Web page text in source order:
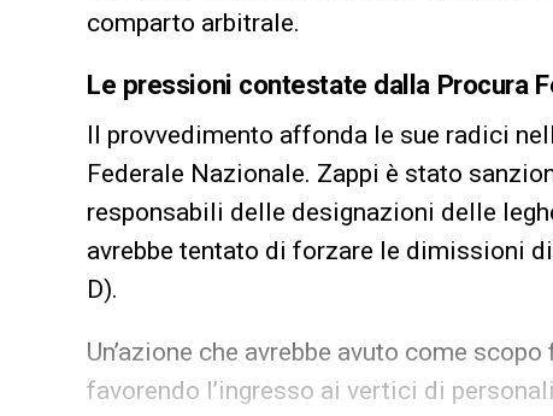
comparto arbitrale.
Le pressioni contestate dalla Procura
Il provvedimento affonda le sue radici
Federale Nazionale. Zappi è stato
responsabili delle designazioni delle
avrebbe tentato di forzare le dimissioni di
D).
Un’azione che avrebbe avuto come
favorendo l’ingresso ai vertici di